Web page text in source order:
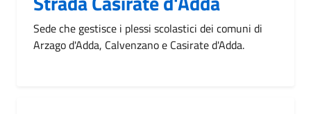
Sede che gestisce i plessi scolastici dei comuni di
Arzago d'Adda, Calvenzano e Casirate d'Adda.